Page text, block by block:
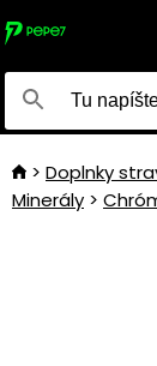
Doplnky
Minerály